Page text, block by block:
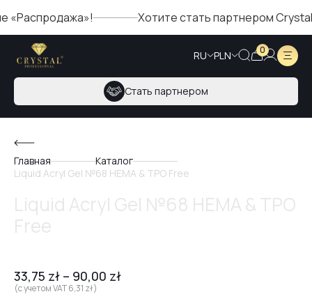
Хотите стать партнером Crystal?
RU PLN 0
Стать партнером
Главная
Каталог
Liquid Acryl Gel №68 HEMA & TPO Free
33,75 zł – 90,00 zł
(с учетом VAT6,31 zł)